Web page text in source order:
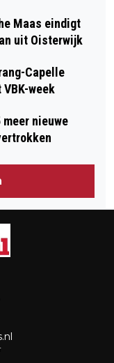
Maas eindigt
uit Oisterwijk
Capelle
week
nieuwe